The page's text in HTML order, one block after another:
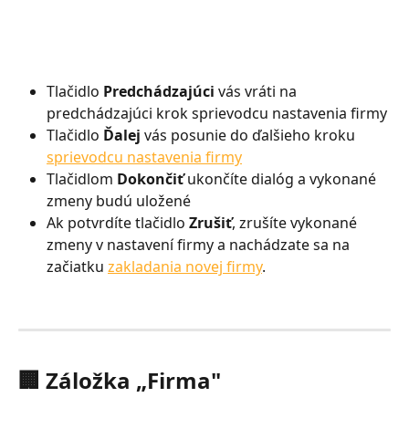
Tlačidlo Predchádzajúci vás vráti na
predchádzajúci krok sprievodcu nastavenia firmy
Tlačidlo Ďalej vás posunie do ďalšieho kroku
sprievodcu nastavenia firmy
Tlačidlom Dokončiť ukončíte dialóg a vykonané
zmeny budú uložené
Ak potvrdíte tlačidlo Zrušiť, zrušíte vykonané
zmeny v nastavení firmy a nachádzate sa na
začiatku zakladania novej firmy.
🏢 Záložka „Firma"